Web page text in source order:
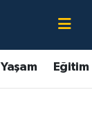
Yaşam Eğitim